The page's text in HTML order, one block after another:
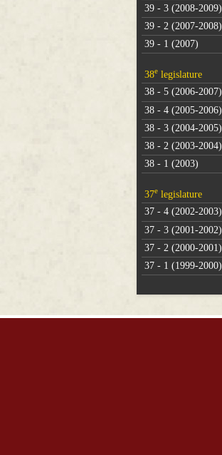
39 - 3 (2008-2009)
39 - 2 (2007-2008)
39 - 1 (2007)
38elegislature
38 - 5 (2006-2007)
38 - 4 (2005-2006)
38 - 3 (2004-2005)
38 - 2 (2003-2004)
38 - 1 (2003)
37elegislature
37 - 4 (2002-2003)
37 - 3 (2001-2002)
37 - 2 (2000-2001)
37 - 1 (1999-2000)